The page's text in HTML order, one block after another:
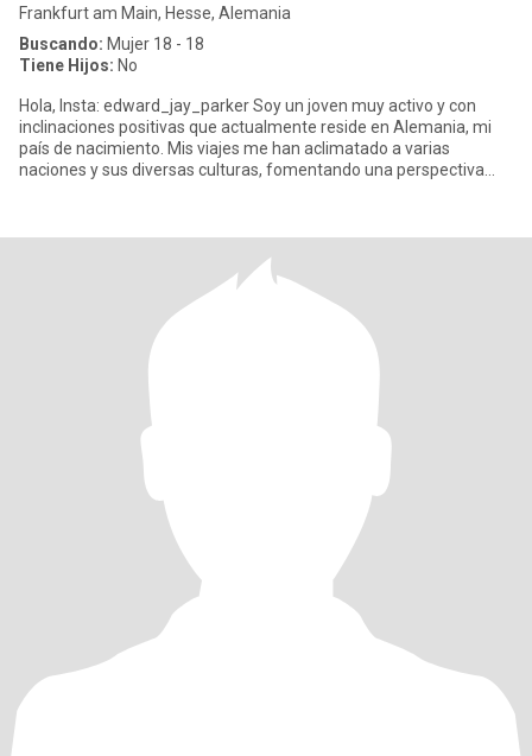
Frankfurt am Main, Hesse, Alemania
Buscando: Mujer 18 - 18
Tiene Hijos: No
Hola, Insta: edward_jay_parker Soy un joven muy activo y con
inclinaciones positivas que actualmente reside en Alemania, mi
país de nacimiento. Mis viajes me han aclimatado a varias
naciones y sus diversas culturas, fomentando una perspectiva